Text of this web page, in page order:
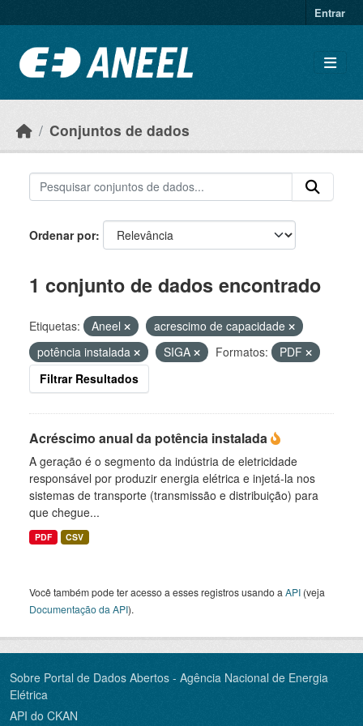
Entrar
Conjuntos de dados
Ordenar por
1 conjunto de dados encontrado
Etiquetas: Aneel
acrescimo de capacidade
potência instalada
SIGA Formatos:
PDF
Filtrar Resultados
Acréscimo anual da potência instalada
A geração é o segmento da indústria de eletricidade
responsável por produzir energia elétrica e injetá-la nos
sistemas de transporte (transmissão e distribuição) para
que chegue...
PDF CSV
Você também pode ter acesso a esses registros usando a API (veja
Documentação da API).
Sobre Portal de Dados Abertos - Agência Nacional de Energia
Elétrica
API do CKAN